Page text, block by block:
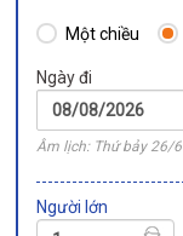
Một chiều
Ngày đi
Âm lịch: Thứ bảy 26/6
Người lớn